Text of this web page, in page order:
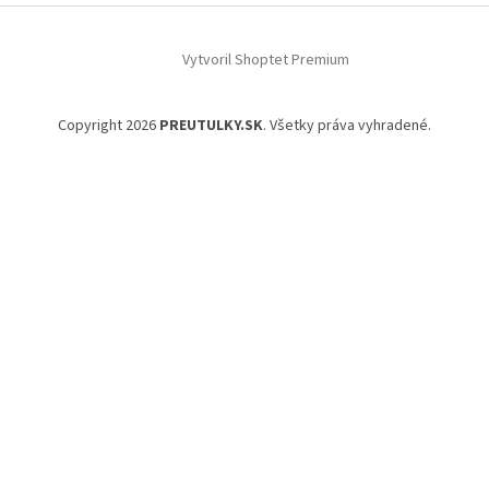
Vytvoril Shoptet Premium
Copyright 2026 PREUTULKY.SK. Všetky práva vyhradené.